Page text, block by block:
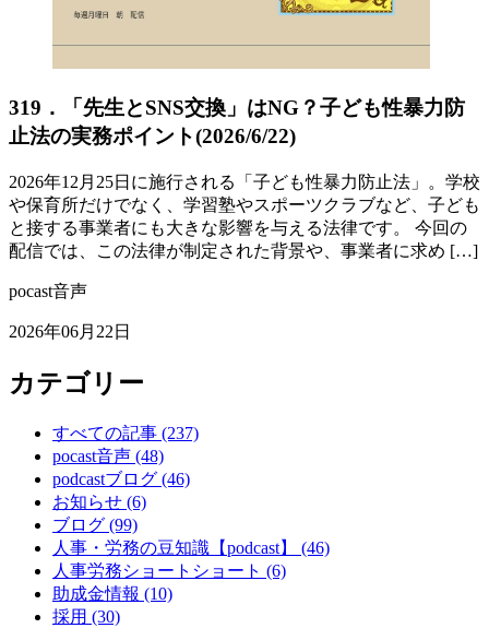
319．「先生とSNS交換」はNG？子ども性暴力防
止法の実務ポイント(2026/6/22)
2026年12月25日に施行される「子ども性暴力防止法」。学校
や保育所だけでなく、学習塾やスポーツクラブなど、子ども
と接する事業者にも大きな影響を与える法律です。 今回の
配信では、この法律が制定された背景や、事業者に求め […]
pocast音声
2026年06月22日
カテゴリー
すべての記事 (237)
pocast音声 (48)
podcastブログ (46)
お知らせ (6)
ブログ (99)
人事・労務の豆知識【podcast】 (46)
人事労務ショートショート (6)
助成金情報 (10)
採用 (30)